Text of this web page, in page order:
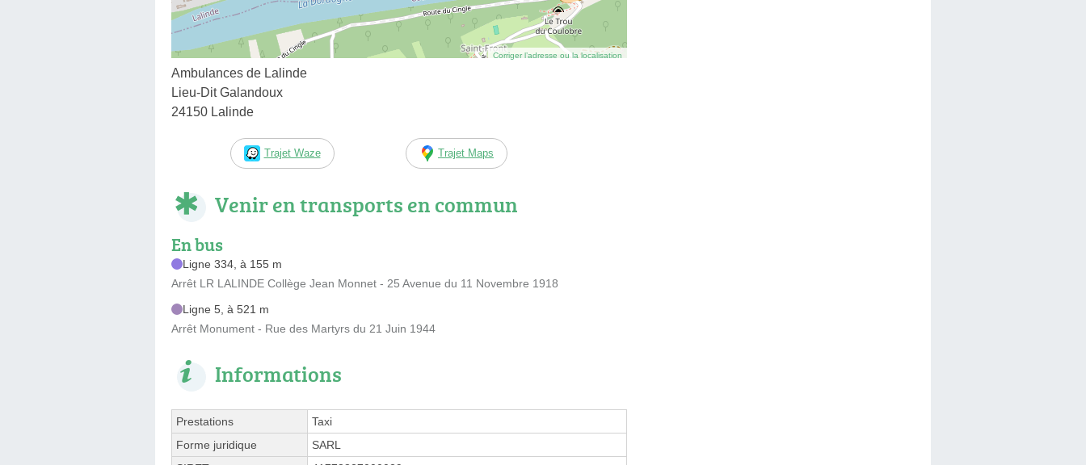
Corriger l’adresse ou la localisation
Ambulances de Lalinde
Lieu-Dit Galandoux
24150 Lalinde
Trajet Waze Trajet Maps
Venir en transports en commun
En bus
Ligne 334, à 155 m
Arrêt LR LALINDE Collège Jean Monnet - 25 Avenue du 11 Novembre 1918
Ligne 5, à 521 m
Arrêt Monument - Rue des Martyrs du 21 Juin 1944
Informations
Prestations
Taxi
Forme juridique
SARL